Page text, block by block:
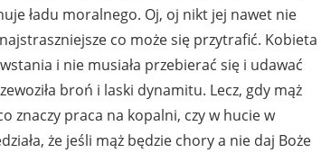
ładu moralnego. Oj, oj nikt jej nawet nie
co może się przytrafić. Kobieta
i nie musiała przebierać się i udawać
broń i laski dynamitu. Lecz, gdy mąż
znaczy praca na kopalni, czy w hucie w
że jeśli mąż będzie chory a nie daj Boże